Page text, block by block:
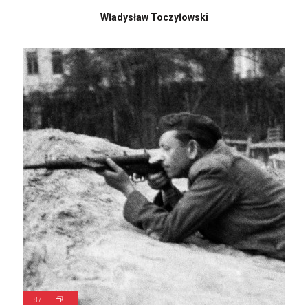
Władysław Toczyłowski
87